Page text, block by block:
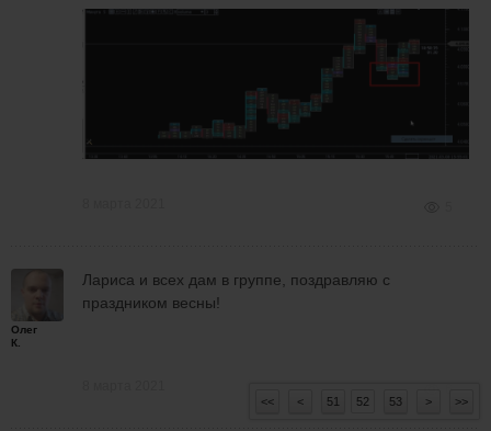
Олег
К.
Лариса и всех дам в группе, поздравляю с
праздником весны!
<< < 51 52 53 > >>